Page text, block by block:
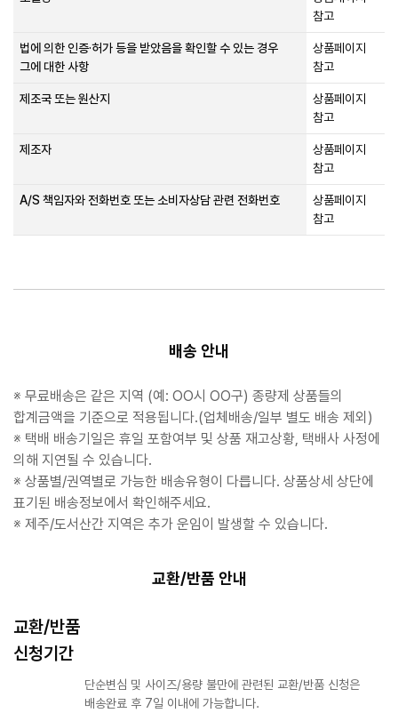
참고
법에 의한 인증·허가 등을 받았음을 확인할 수 있는 경우
그에 대한 사항
상품페이지
참고
제조국 또는 원산지
상품페이지
참고
제조자
상품페이지
참고
A/S 책임자와 전화번호 또는 소비자상담 관련 전화번호
상품페이지
참고
배송 안내
※ 무료배송은 같은 지역 (예: OO시 OO구) 종량제 상품들의
합계금액을 기준으로 적용됩니다.(업체배송/일부 별도 배송 제외)
※ 택배 배송기일은 휴일 포함여부 및 상품 재고상황, 택배사 사정에
의해 지연될 수 있습니다.
※ 상품별/권역별로 가능한 배송유형이 다릅니다. 상품상세 상단에
표기된 배송정보에서 확인해주세요.
※ 제주/도서산간 지역은 추가 운임이 발생할 수 있습니다.
교환/반품 안내
교환/반품
신청기간
단순변심 및 사이즈/용량 불만에 관련된 교환/반품 신청은
배송완료 후 7일 이내에 가능합니다.